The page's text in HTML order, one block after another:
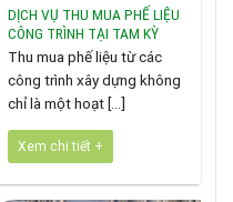
DỊCH VỤ THU MUA PHẾ LIỆU
CÔNG TRÌNH TẠI TAM KỲ
Thu mua phế liệu từ các
công trình xây dựng không
chỉ là một hoạt [...]
Xem chi tiết +